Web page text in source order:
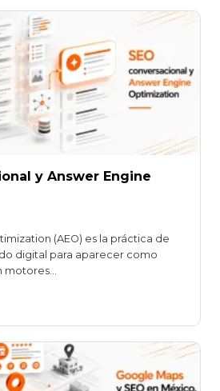
y Answer Engine
(AEO) es la práctica de
digital para aparecer como